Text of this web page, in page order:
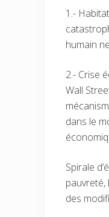
1.-
humain
2.- Crise
Wall
dans le
Spirale
pauvreté,
des